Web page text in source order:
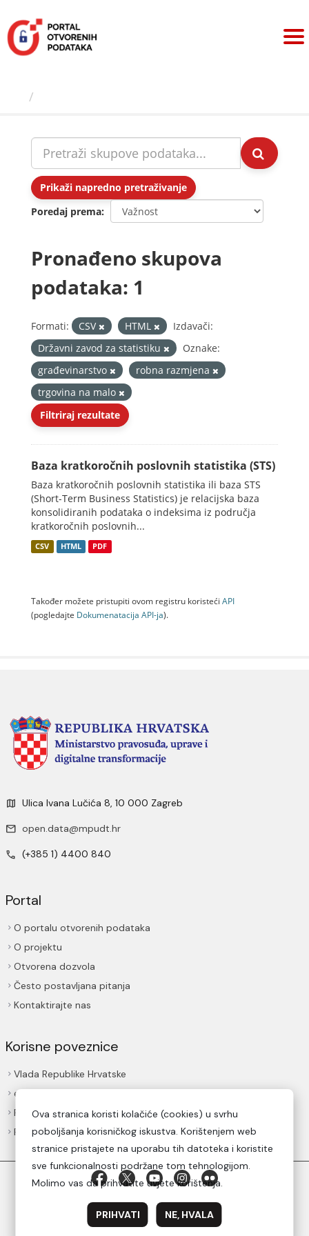
sadržaj
Prikaži napredno pretraživanje
Poredaj prema
Pronađeno skupova
podataka: 1
Formati: CSV HTML
Izdavači:
Državni zavod za statistiku
Oznake:
građevinarstvo
robna razmjena
trgovina na malo
Filtriraj rezultate
Baza kratkoročnih poslovnih statistika (STS)
Baza kratkoročnih poslovnih statistika ili baza STS
(Short-Term Business Statistics) je relacijska baza
konsolidiranih podataka o indeksima iz područja
kratkoročnih poslovnih...
CSV HTML PDF
Također možete pristupiti ovom registru koristeći API
(pogledajte Dokumenаtаcijа API-jа).